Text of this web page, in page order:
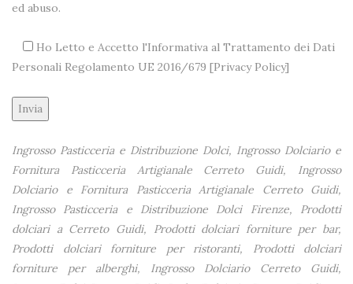
ed abuso.
Ho Letto e Accetto l'Informativa al Trattamento dei Dati
Personali Regolamento UE 2016/679 [Privacy Policy]
Alternative:
Ingrosso Pasticceria e Distribuzione Dolci, Ingrosso Dolciario e
Fornitura Pasticceria Artigianale Cerreto Guidi, Ingrosso
Dolciario e Fornitura Pasticceria Artigianale Cerreto Guidi,
Ingrosso Pasticceria e Distribuzione Dolci Firenze, Prodotti
dolciari a Cerreto Guidi, Prodotti dolciari forniture per bar,
Prodotti dolciari forniture per ristoranti, Prodotti dolciari
forniture per alberghi, Ingrosso Dolciario Cerreto Guidi,